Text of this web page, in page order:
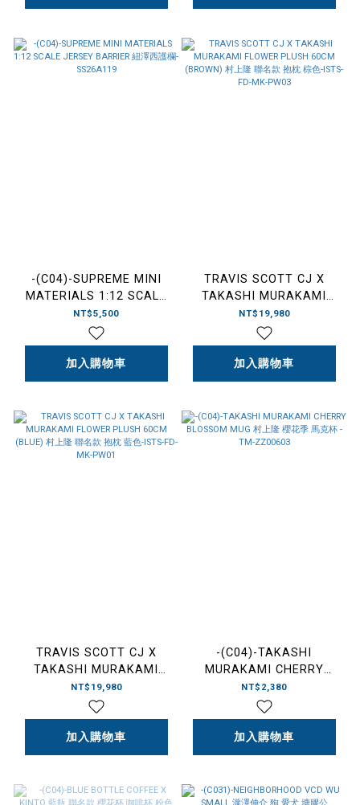
-(C04)-SUPREME MINI
MATERIALS 1:12 SCALE
JERSEY BARRIER 紐澤西
護欄-SS26A119
NT$5,500
加入購物車
TRAVIS SCOTT CJ X
TAKASHI MURAKAMI
FLOWER PLUSH 60CM
(BROWN) 村上隆 聯名款 抱
枕 棕色-ISTS-FD-MK-
PW03
NT$19,980
加入購物車
TRAVIS SCOTT CJ X
TAKASHI MURAKAMI
FLOWER PLUSH 60CM
(BLUE) 村上隆 聯名款 抱枕
藍色-ISTS-FD-MK-PW01
NT$19,980
加入購物車
-(C04)-TAKASHI
MURAKAMI CHERRY
BLOSSOM MUG 村上隆 櫻
花季 馬克杯 -TM-ZZ00603
NT$2,380
加入購物車